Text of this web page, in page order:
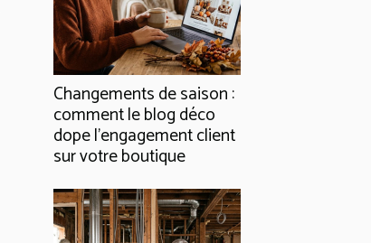
Changements de saison :
comment le blog déco
dope l’engagement client
sur votre boutique